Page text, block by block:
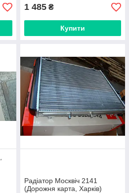
1 485 ₴
Купити
Радіатор Москвіч 2141
(Дорожня карта, Харків)